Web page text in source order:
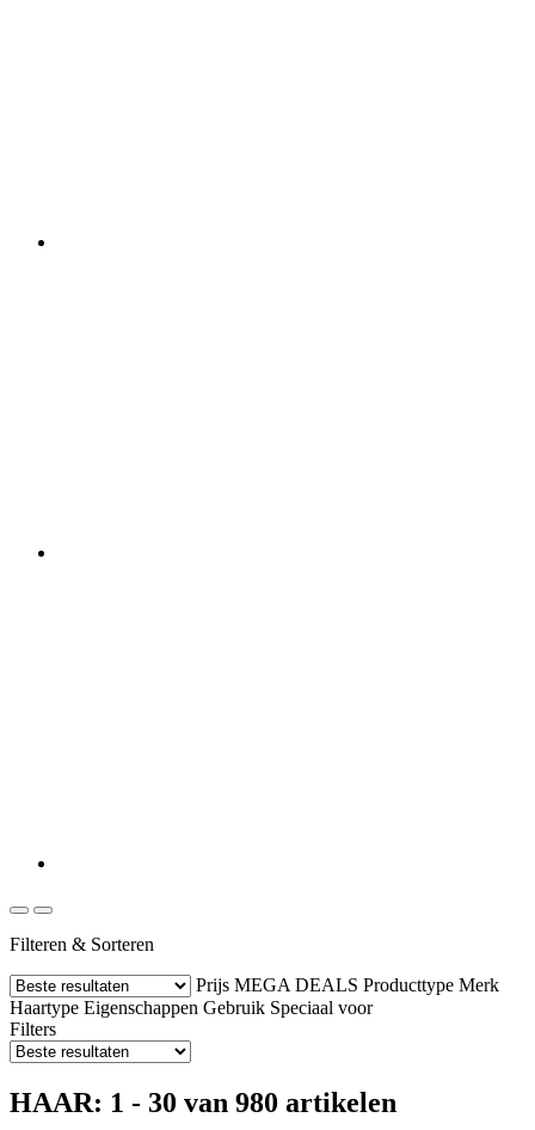
Filteren & Sorteren
Prijs MEGA DEALS Producttype Merk
Haartype Eigenschappen Gebruik Speciaal voor
Filters
HAAR: 1 - 30 van 980 artikelen